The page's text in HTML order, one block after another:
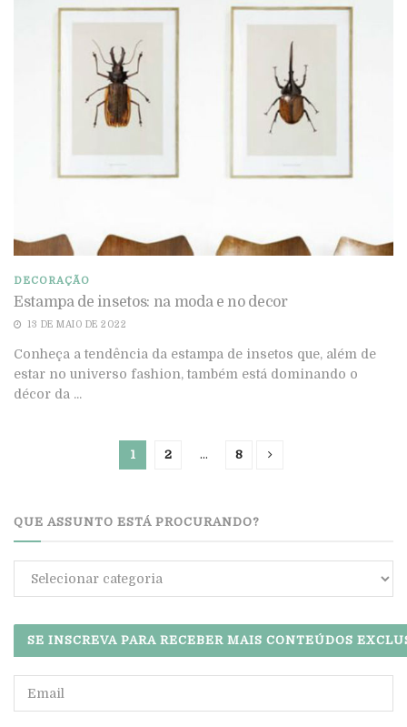
DECORAÇÃO
Estampa de insetos: na moda e no decor
13 DE MAIO DE 2022
Conheça a tendência da estampa de insetos que, além de
estar no universo fashion, também está dominando o
décor da ...
1 2 … 8
QUE ASSUNTO ESTÁ PROCURANDO?
procurando?
SE INSCREVA PARA RECEBER MAIS CONTEÚDOS